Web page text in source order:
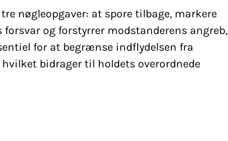
nøgleopgaver: at spore tilbage, markere
og forstyrrer modstanderens angreb,
for at begrænse indflydelsen fra
bidrager til holdets overordnede